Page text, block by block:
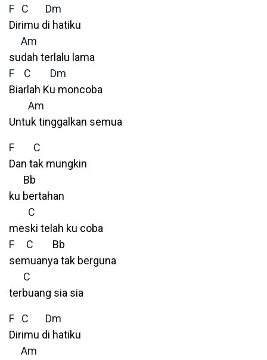
F
C
Dm
Dirimu di hatiku
Am
sudah terlalu lama
F
C
Dm
Biarlah Ku moncoba
Am
Untuk tinggalkan semua
F
C
Dan tak mungkin
Bb
ku bertahan
C
meski telah ku coba
F
C Bb
semuanya tak berguna
C
terbuang sia sia
F C
Dm
Dirimu di hatiku
Am